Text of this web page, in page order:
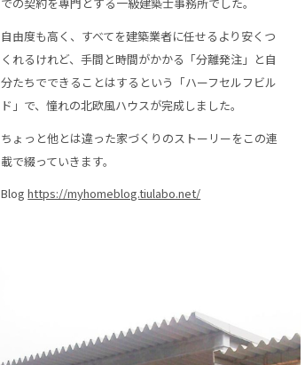
自由度も高く、すべてを建築業者に任せるより安くつ
くれるけれど、手間と時間がかかる「分離発注」と自
分たちでできることはするという「ハーフセルフビル
ド」で、憧れの北欧風ハウスが完成しました。
ちょっと他とは違った家づくりのストーリーをこの連
載で綴っていきます。
Bloghttps://myhomeblog.tiulabo.net/